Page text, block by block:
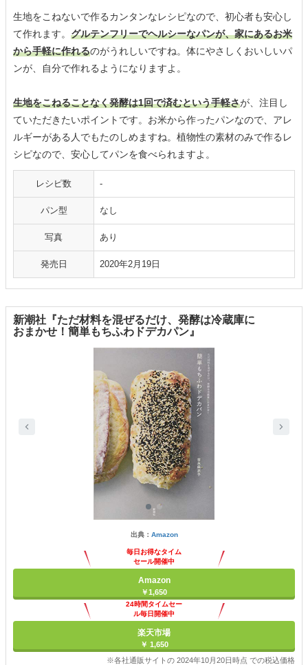
生地をこねないで作るカンタンなレシピなので、初心者も安心し
て作れます。 グルテンフリーでヘルシーなパンが、家にあるお米
から手軽に作れるのがうれしいですね。体にやさしくおいしいパ
ンが、自分で作れるようになりますよ。
生地をこねることなく発酵は1回で済むという手軽さが、注目し
ていただきたいポイントです。お米から作ったパンなので、アレ
ルギーがある人でもたのしめますね。植物性の素材のみで作るレ
シピなので、安心してパンを食べられますよ。
レシピ数 ‐
パン型 なし
写真 あり
発売日 2020年2月19日
新潮社『ただ材料を混ぜるだけ、発酵は冷蔵庫に
おまかせ！簡単もちふわドデカパン』
出典： Amazon
毎日お得なタイム
セール開催中
Amazon
￥1,650
24時間タイムセー
ル毎日開催中
楽天市場
￥ 1,650
※各社通販サイトの 2024年10月20日時点 での税込価格